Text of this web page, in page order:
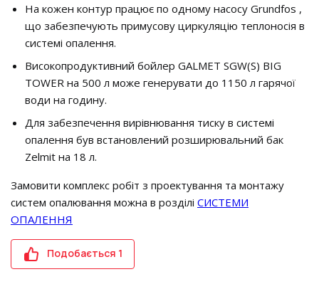
На кожен контур працює по одному насосу Grundfos ,
що забезпечують примусову циркуляцію теплоносія в
системі опалення.
Високопродуктивний бойлер GALMET SGW(S) BIG
TOWER на 500 л може генерувати до 1150 л гарячої
води на годину.
Для забезпечення вирівнювання тиску в системі
опалення був встановлений розширювальний бак
Zelmit на 18 л.
Замовити комплекс робіт з проектування та монтажу
систем опалювання можна в розділі СИСТЕМИ
ОПАЛЕННЯ
Подобається 1